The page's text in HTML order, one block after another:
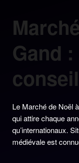
Gand
Le Marché de Noël
qui attire chaque
qu’internationaux.
médiévale est